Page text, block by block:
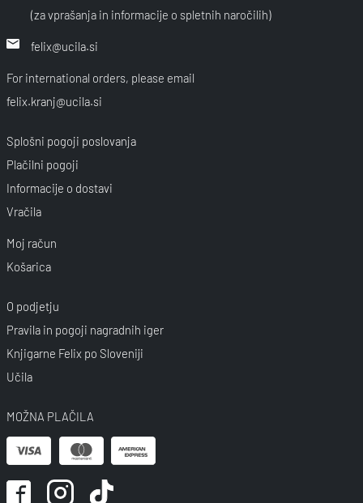
(za vprašanja in informacije o spletnih naročilih)
felix@ucila.si
For international orders, please email
felix.kranj@ucila.si
Splošni pogoji poslovanja
Plačilni pogoji
Informacije o dostavi
Vračila
Moj račun
Košarica
O podjetju
Pravila in pogoji nagradnih iger
Knjigarne Felix po Sloveniji
Učila
MOŽNA PLAČILA